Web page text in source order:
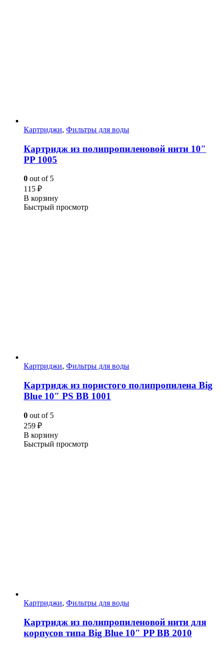
Картриджи, Фильтры для воды
Картридж из полипропиленовой нити 10″
PP 1005
0 out of 5
115 ₽
В корзину
Быстрый просмотр
Картриджи, Фильтры для воды
Картридж из пористого полипропилена Big
Blue 10″ PS BB 1001
0 out of 5
259 ₽
В корзину
Быстрый просмотр
Картриджи, Фильтры для воды
Картридж из полипропиленовой нити для
корпусов типа Big Blue 10″ PP BB 2010